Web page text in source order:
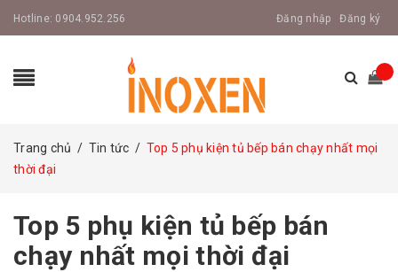
Hotline: 0904.952.256 Đăng nhập Đăng ký
Trang chủ / Tin tức / Top 5 phụ kiện tủ bếp bán chạy nhất mọi
thời đại
Top 5 phụ kiện tủ bếp bán
chạy nhất mọi thời đại